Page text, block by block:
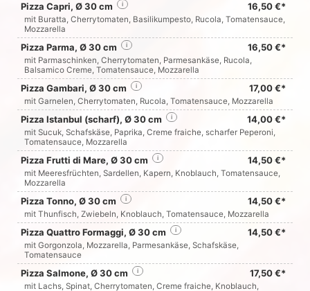
Pizza Capri, Ø 30 cm 16,50 €*
i
mit Buratta, Cherrytomaten, Basilikumpesto, Rucola, Tomatensauce,
Mozzarella
Pizza Parma, Ø 30 cm 16,50 €*
i
mit Parmaschinken, Cherrytomaten, Parmesankäse, Rucola,
Balsamico Creme, Tomatensauce, Mozzarella
Pizza Gambari, Ø 30 cm 17,00 €*
i
mit Garnelen, Cherrytomaten, Rucola, Tomatensauce, Mozzarella
Pizza Istanbul (scharf), Ø 30 cm 14,00 €*
i
mit Sucuk, Schafskäse, Paprika, Creme fraiche, scharfer Peperoni,
Tomatensauce, Mozzarella
Pizza Frutti di Mare, Ø 30 cm 14,50 €*
i
mit Meeresfrüchten, Sardellen, Kapern, Knoblauch, Tomatensauce,
Mozzarella
Pizza Tonno, Ø 30 cm 14,50 €*
i
mit Thunfisch, Zwiebeln, Knoblauch, Tomatensauce, Mozzarella
Pizza Quattro Formaggi, Ø 30 cm 14,50 €*
i
mit Gorgonzola, Mozzarella, Parmesankäse, Schafskäse,
Tomatensauce
Pizza Salmone, Ø 30 cm 17,50 €*
i
mit Lachs, Spinat, Cherrytomaten, Creme fraiche, Knoblauch,